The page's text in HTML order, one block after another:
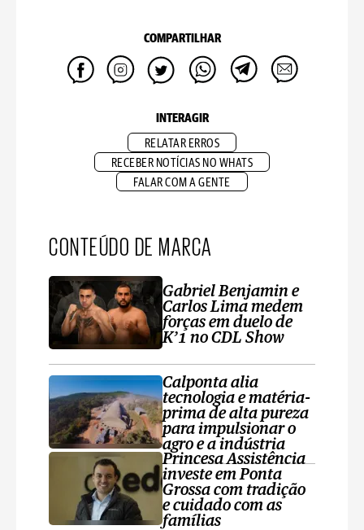
COMPARTILHAR
INTERAGIR
RELATAR ERROS
RECEBER NOTÍCIAS NO WHATS
FALAR COM A GENTE
CONTEÚDO DE MARCA
Gabriel Benjamin e
Carlos Lima medem
forças em duelo de
K’1 no CDL Show
Calponta alia
tecnologia e matéria-
prima de alta pureza
para impulsionar o
agro e a indústria
Princesa Assistência
investe em Ponta
Grossa com tradição
e cuidado com as
famílias